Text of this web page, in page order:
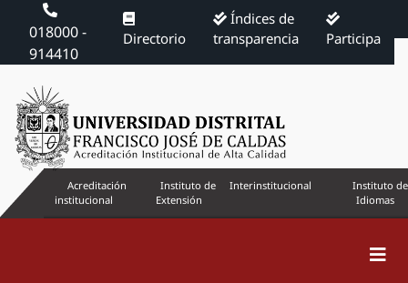
018000 -
914410
Directorio
Índices de
transparencia
Participa
Acreditación
institucional
Instituto de
Extensión
Interinstitucional
Instituto de
Idiomas